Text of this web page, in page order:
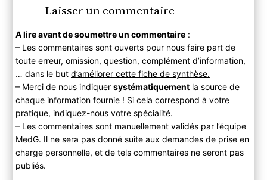
Laisser un commentaire
A lire avant de soumettre un commentaire:
– Les commentaires sont ouverts pour nous faire part de
toute erreur, omission, question, complément d’information,
… dans le but d’améliorer cette fiche de synthèse.
– Merci de nous indiquer systématiquementla source de
chaque information fournie ! Si cela correspond à votre
pratique, indiquez-nous votre spécialité.
– Les commentaires sont manuellement validés par l’équipe
MedG. Il ne sera pas donné suite aux demandes de prise en
charge personnelle, et de tels commentaires ne seront pas
publiés.